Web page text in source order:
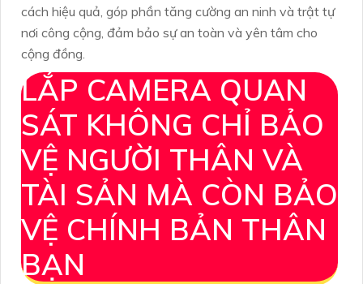
cách hiệu quả, góp phần tăng cường an ninh và trật tự
nơi công cộng, đảm bảo sự an toàn và yên tâm cho
cộng đồng.
LẮP CAMERA QUAN
SÁT KHÔNG CHỈ BẢO
VỆ NGƯỜI THÂN VÀ
TÀI SẢN MÀ CÒN BẢO
VỆ CHÍNH BẢN THÂN
BẠN